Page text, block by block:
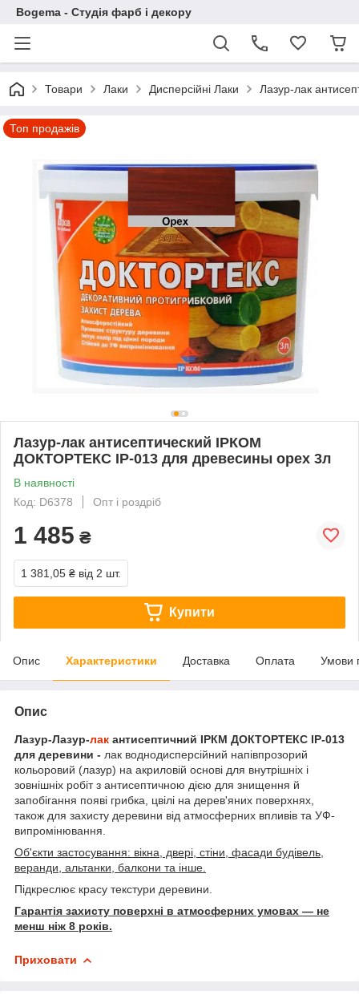
Bogema - Студія фарб і декору
Товари Лаки Дисперсійні Лаки Лазур-лак
Топ продажів
Лазур-лак антисептический ІРКОМ
ДОКТОРТЕКС ІР-013 для древесины орех 3л
В наявності
Код: D6378
Опт і роздріб
1 485 ₴
1 381,05 ₴ від 2 шт.
Купити
Опис Характеристики Доставка Оплата Умови
Опис
Лазур-Лазур-лак антисептичний ІРКМ ДОКТОРТЕКС ІР-013
для деревини - лак воднодисперсійний напівпрозорий
кольоровий (лазур) на акриловій основі для внутрішніх і
зовнішніх робіт з антисептичною дією для знищення й
запобігання появі грибка, цвілі на дерев'яних поверхнях,
також для захисту деревини від атмосферних впливів та УФ-
випромінювання.
Об'єкти застосування: вікна, двері, стіни, фасади будівель,
веранди, альтанки, балкони та інше.
Підкреслює красу текстури деревини.
Гарантія захисту поверхні в атмосферних умовах — не
менш ніж 8 років.
Приховати